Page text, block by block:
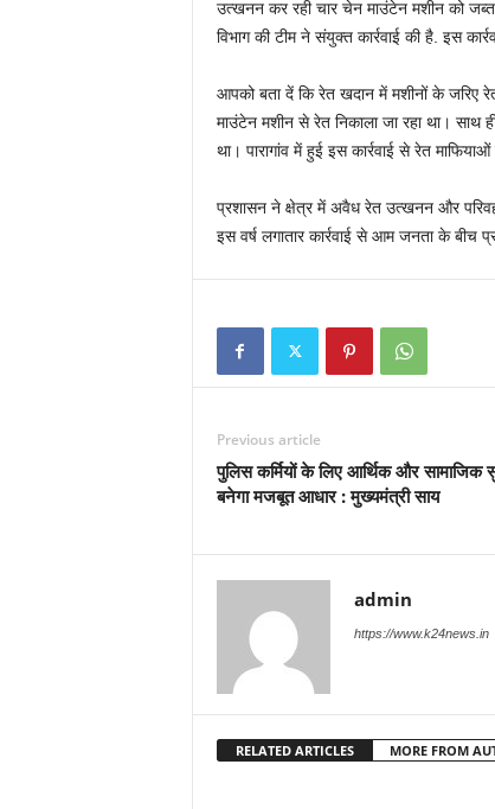
उत्खनन कर रही चार चेन माउंटेन मशीन को
विभाग की टीम ने संयुक्त कार्रवाई की है. इस
आपको बता दें कि रेत खदान में मशीनों के जरिए
माउंटेन मशीन से रेत निकाला जा रहा था। साथ
था। पारागांव में हुई इस कार्रवाई से रेत
प्रशासन ने क्षेत्र में अवैध रेत उत्खनन और
इस वर्ष लगातार कार्रवाई से आम जनता के बीच
Previous article
पुलिस कर्मियों के लिए आर्थिक और सामाजिक
बनेगा मजबूत आधार : मुख्यमंत्री साय
admin
https://www.k24news.in
RELATED ARTICLES MORE FROM